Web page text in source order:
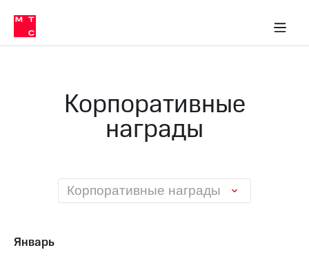
Медиа-центр
и акционерам
Устойчивое развитие
Комплаенс и деловая этика
компании
Карьера
в МТС
региона
в МТС
Корпоративные
награды
Корпоративные награды
Январь